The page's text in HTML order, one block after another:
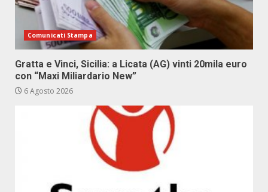
Comunicati Stampa
Gratta e Vinci, Sicilia: a Licata (AG) vinti 20mila euro
con “Maxi Miliardario New”
6 Agosto 2026